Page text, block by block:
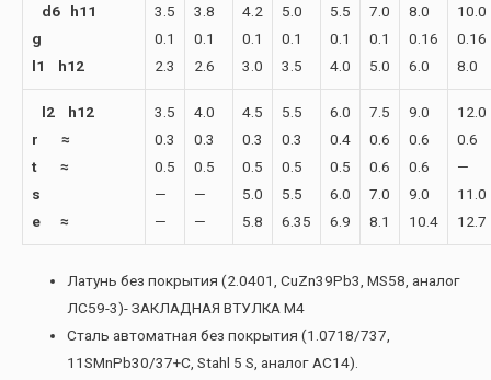
d6 h11
g
l1 h12
3.5
0.1
2.3
3.8
0.1
2.6
4.2
0.1
3.0
5.0
0.1
3.5
5.5
0.1
4.0
7.0
0.1
5.0
8.0
0.16
6.0
10.0
0.16
8.0
l2 h12
r ≈
t ≈
s
e ≈
3.5
0.3
0.5
—
—
4.0
0.3
0.5
—
—
4.5
0.3
0.5
5.0
5.8
5.5
0.3
0.5
5.5
6.35
6.0
0.4
0.5
6.0
6.9
7.5
0.6
0.6
7.0
8.1
9.0
0.6
0.6
9.0
10.4
12.0
0.6
—
11.0
12.7
Латунь без покрытия (2.0401, CuZn39Pb3, MS58, аналог
ЛС59-3)- ЗАКЛАДНАЯ ВТУЛКА М4
Сталь автоматная без покрытия (1.0718/737,
11SMnPb30/37+C, Stahl 5 S, аналог АС14).